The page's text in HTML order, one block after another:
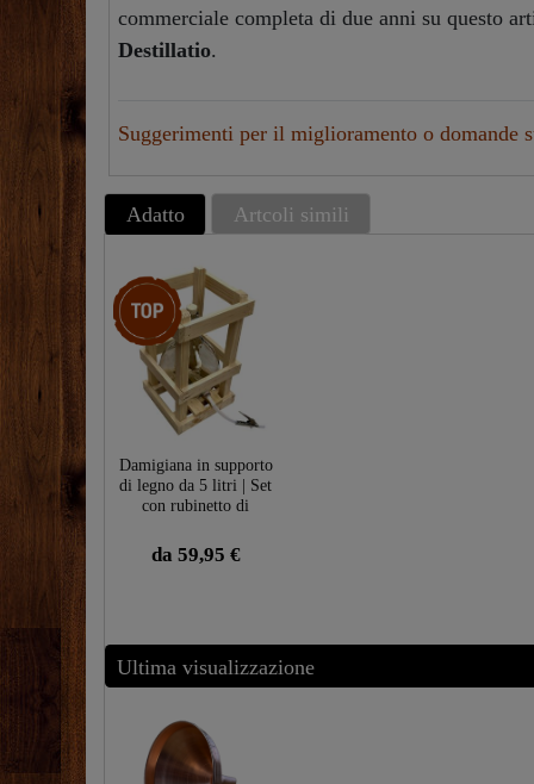
commerciale completa di due anni su questo
Destillatio.
Suggerimenti per il miglioramento o domande
Adatto Artcoli simili
Ceres::Template.storeSpecialTop
Damigiana in supporto
di legno da 5 litri | Set
con rubinetto di
sughero
da 59,95 €
Ultima visualizzazione